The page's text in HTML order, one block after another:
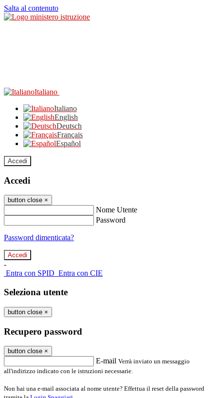
Salta al contenuto
Italiano
Italiano
English
Deutsch
Français
Español
Accedi
Accedi
button close ×
Nome Utente
Password
Password dimenticata?
-
Entra con SPID Entra con CIE
Seleziona utente
button close ×
Recupero password
button close ×
E-mail Verrà inviato un messaggio
all'indirizzo indicato con le istruzioni necessarie.
Non hai una e-mail associata al nome utente? Effettua il reset della password